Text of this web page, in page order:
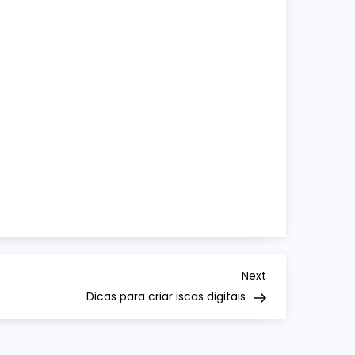
Next
Dicas para criar iscas digitais